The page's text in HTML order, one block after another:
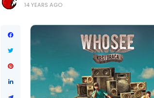
14 YEARS AGO